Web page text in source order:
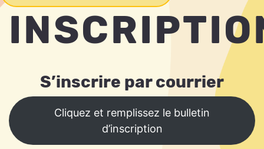
S’inscrire par courrier
Cliquez et remplissez le bulletin
d’inscription